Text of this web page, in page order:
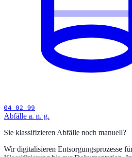
04 02 99
Abfälle a. n. g.
Sie klassifizieren Abfälle noch manuell?
Wir digitalisieren Entsorgungsprozesse